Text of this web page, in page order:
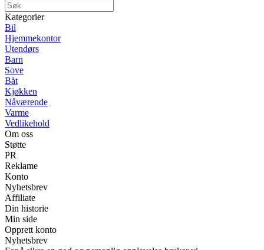
Kategorier
Bil
Hjemmekontor
Utendørs
Barn
Sove
Båt
Kjøkken
Nåværende
Varme
Vedlikehold
Om oss
Støtte
PR
Reklame
Konto
Nyhetsbrev
Affiliate
Din historie
Min side
Opprett konto
Nyhetsbrev